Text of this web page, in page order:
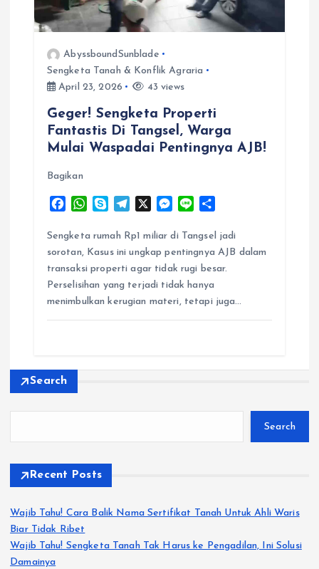
AbyssboundSunblade
Sengketa Tanah & Konflik Agraria
April 23, 2026
43 views
Geger! Sengketa Properti
Fantastis Di Tangsel, Warga
Mulai Waspadai Pentingnya AJB!
Bagikan
c
e
b
o
o
W
a
t
s
A
p
y
p
e
l
e
g
r
a
M
s
s
e
n
g
n
e
a
r
e
Sengketa rumah Rp1 miliar di Tangsel jadi
sorotan, Kasus ini ungkap pentingnya AJB dalam
transaksi properti agar tidak rugi besar.
Perselisihan yang terjadi tidak hanya
menimbulkan kerugian materi, tetapi juga…
Search
Search
Recent Posts
Wajib Tahu! Cara Balik Nama Sertifikat Tanah Untuk Ahli Waris
Biar Tidak Ribet
Wajib Tahu! Sengketa Tanah Tak Harus ke Pengadilan, Ini Solusi
Damainya